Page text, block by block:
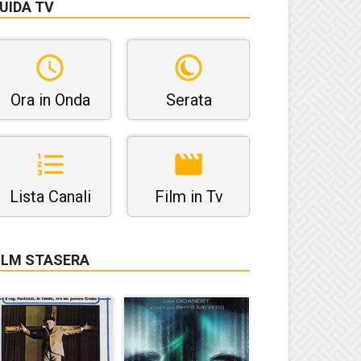
TV
Ora in Onda Serata
Lista Canali Film in Tv
STASERA